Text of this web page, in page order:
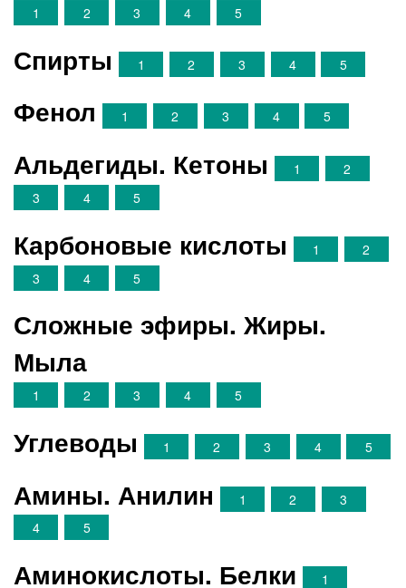
1 2 3 4 5
Спирты 1 2 3 4 5
Фенол 1 2 3 4 5
Альдегиды. Кетоны 1
2
3
4 5
Карбоновые кислоты 1
2
3
4 5
Сложные эфиры. Жиры.
Мыла
1 2 3 4 5
Углеводы 1 2 3 4 5
Амины. Анилин 1 2
3
4
5
Аминокислоты. Белки 1